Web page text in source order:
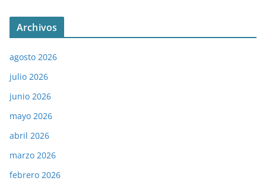
Archivos
agosto 2026
julio 2026
junio 2026
mayo 2026
abril 2026
marzo 2026
febrero 2026